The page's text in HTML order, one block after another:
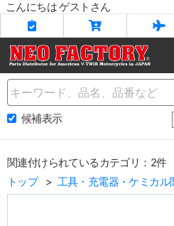
こんにちは ゲストさん
Name
候補表示
関連付けられているカテゴリ：2件
トップ
工具・充電器・ケミカル